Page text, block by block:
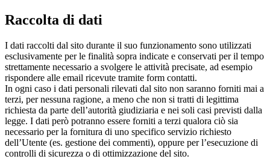
Raccolta di dati
I dati raccolti dal sito durante il suo funzionamento sono utilizzati
esclusivamente per le finalità sopra indicate e conservati per il tempo
strettamente necessario a svolgere le attività precisate, ad esempio
rispondere alle email ricevute tramite form contatti.
In ogni caso i dati personali rilevati dal sito non saranno forniti mai a
terzi, per nessuna ragione, a meno che non si tratti di legittima
richiesta da parte dell’autorità giudiziaria e nei soli casi previsti dalla
legge. I dati però potranno essere forniti a terzi qualora ciò sia
necessario per la fornitura di uno specifico servizio richiesto
dell’Utente (es. gestione dei commenti), oppure per l’esecuzione di
controlli di sicurezza o di ottimizzazione del sito.